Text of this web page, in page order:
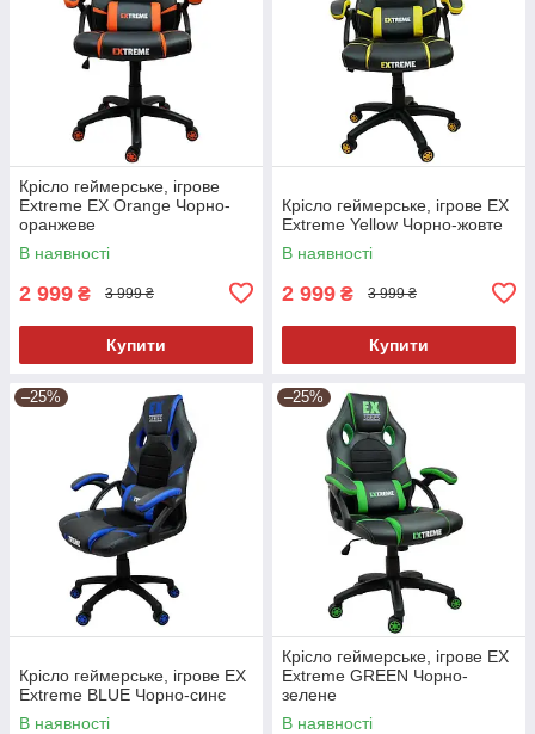
Крісло геймерське, ігрове
Extreme EX Orange Чорно-
оранжеве
В наявності
2 999 ₴ 3 999 ₴
Купити
Крісло геймерське, ігрове EX
Extreme Yellow Чорно-жовте
В наявності
2 999 ₴ 3 999 ₴
Купити
–25%
Крісло геймерське, ігрове EX
Extreme BLUE Чорно-синє
В наявності
–25%
Крісло геймерське, ігрове EX
Extreme GREEN Чорно-
зелене
В наявності